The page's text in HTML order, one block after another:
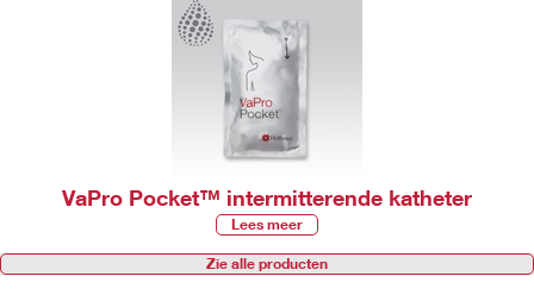
VaPro Pocket™ intermitterende katheter
Lees meer
Zie alle producten